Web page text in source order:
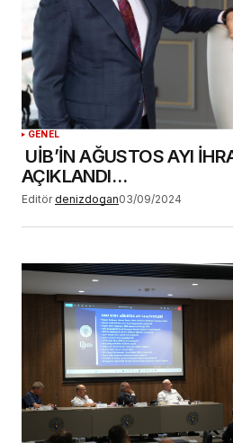
GENEL
UİB’İN AĞUSTOS AYI
AÇIKLANDI…
Editör denizdogan03/09/2024